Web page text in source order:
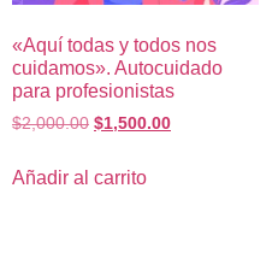
«Aquí todas y todos nos
cuidamos». Autocuidado
para profesionistas
$2,000.00 $1,500.00
Añadir al carrito